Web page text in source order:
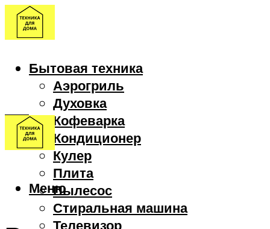
Бытовая техника
Аэрогриль
Духовка
Кофеварка
Кондиционер
Кулер
Плита
Пылесос
Стиральная машина
Телевизор
Меню